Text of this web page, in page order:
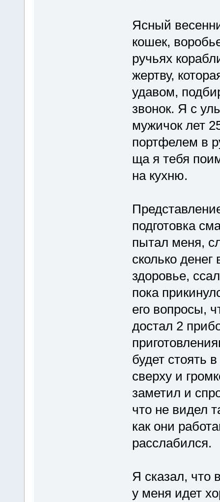
Ясный
кошек,
ручьях
жертву,
удавом,
звонок. Я с
мужичок лет
портфелем в
ща я тебя
на кухню.
подготовка
пытал меня,
сколько денег
здоровье,
пока
его вопросы,
достал 2
будет стоять
сверху и
заметил и
что не видел
как они
расслабился.
Я сказал, что
у меня идет